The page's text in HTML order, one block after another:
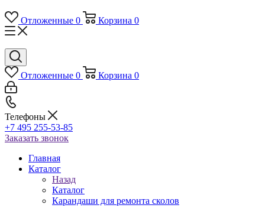
Отложенные 0 Корзина 0
Отложенные 0 Корзина 0
Телефоны
+7 495 255-53-85
Заказать звонок
Главная
Каталог
Назад
Каталог
Карандаши для ремонта сколов